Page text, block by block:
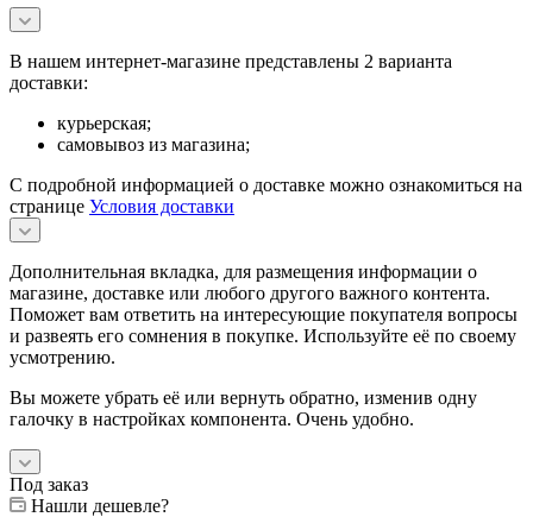
В нашем интернет-магазине представлены 2 варианта
доставки:
курьерская;
самовывоз из магазина;
С подробной информацией о доставке можно ознакомиться на
странице Условия доставки
Дополнительная вкладка, для размещения информации о
магазине, доставке или любого другого важного контента.
Поможет вам ответить на интересующие покупателя вопросы
и развеять его сомнения в покупке. Используйте её по своему
усмотрению.
Вы можете убрать её или вернуть обратно, изменив одну
галочку в настройках компонента. Очень удобно.
Под заказ
Нашли дешевле?